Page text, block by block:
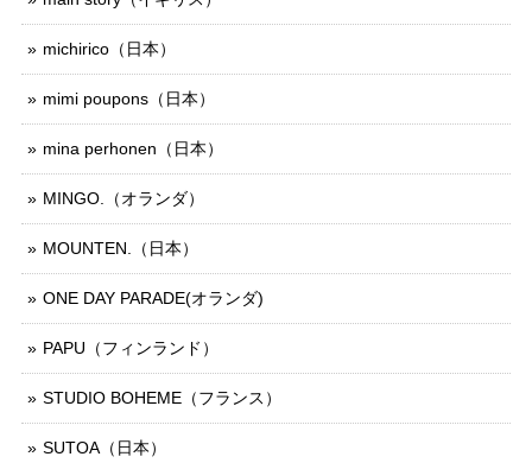
michirico（日本）
mimi poupons（日本）
mina perhonen（日本）
MINGO.（オランダ）
MOUNTEN.（日本）
ONE DAY PARADE(オランダ)
PAPU（フィンランド）
STUDIO BOHEME（フランス）
SUTOA（日本）